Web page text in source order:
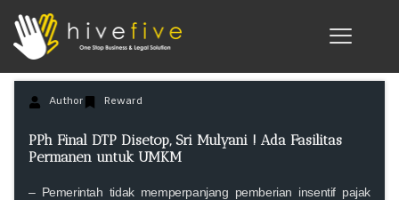
Author Reward
PPh Final DTP Disetop, Sri Mulyani ! Ada Fasilitas
Permanen untuk UMKM
– Pemerintah tidak memperpanjang pemberian insentif pajak